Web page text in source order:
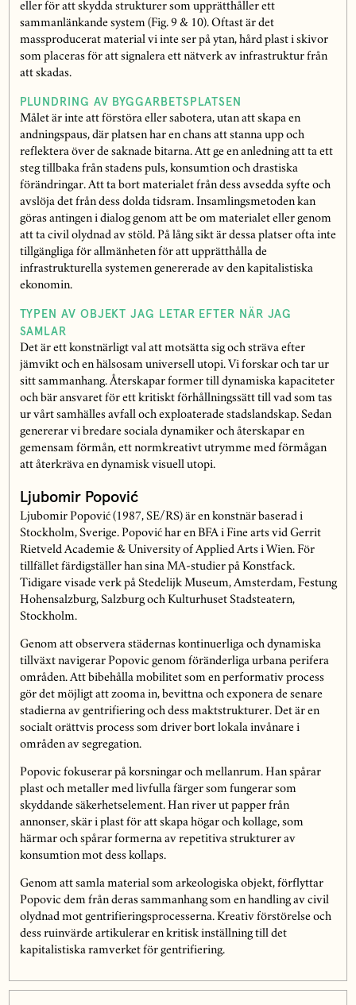
eller för att skydda strukturer som upprätthåller ett
sammanlänkande system (Fig. 9 & 10). Oftast är det
massproducerat material vi inte ser på ytan, hård plast i skivor
som placeras för att signalera ett nätverk av infrastruktur från
att skadas.
PLUNDRING AV BYGGARBETSPLATSEN
Målet är inte att förstöra eller sabotera, utan att skapa en
andningspaus, där platsen har en chans att stanna upp och
reflektera över de saknade bitarna. Att ge en anledning att ta ett
steg tillbaka från stadens puls, konsumtion och drastiska
förändringar. Att ta bort materialet från dess avsedda syfte och
avslöja det från dess dolda tidsram. Insamlingsmetoden kan
göras antingen i dialog genom att be om materialet eller genom
att ta civil olydnad av stöld. På lång sikt är dessa platser ofta inte
tillgängliga för allmänheten för att upprätthålla de
infrastrukturella systemen genererade av den kapitalistiska
ekonomin.
TYPEN AV OBJEKT JAG LETAR EFTER NÄR JAG
SAMLAR
Det är ett konstnärligt val att motsätta sig och sträva efter
jämvikt och en hälsosam universell utopi. Vi forskar och tar ur
sitt sammanhang. Återskapar former till dynamiska kapaciteter
och bär ansvaret för ett kritiskt förhållningssätt till vad som tas
ur vårt samhälles avfall och exploaterade stadslandskap. Sedan
genererar vi bredare sociala dynamiker och återskapar en
gemensam förmån, ett normkreativt utrymme med förmågan
att återkräva en dynamisk visuell utopi.
Ljubomir Popović
Ljubomir Popović (1987, SE/RS) är en konstnär baserad i
Stockholm, Sverige. Popović har en BFA i Fine arts vid Gerrit
Rietveld Academie & University of Applied Arts i Wien. För
tillfället färdigställer han sina MA-studier på Konstfack.
Tidigare visade verk på Stedelijk Museum, Amsterdam, Festung
Hohensalzburg, Salzburg och Kulturhuset Stadsteatern,
Stockholm.
Genom att observera städernas kontinuerliga och dynamiska
tillväxt navigerar Popovic genom föränderliga urbana perifera
områden. Att bibehålla mobilitet som en performativ process
gör det möjligt att zooma in, bevittna och exponera de senare
stadierna av gentrifiering och dess maktstrukturer. Det är en
socialt orättvis process som driver bort lokala invånare i
områden av segregation.
Popovic fokuserar på korsningar och mellanrum. Han spårar
plast och metaller med livfulla färger som fungerar som
skyddande säkerhetselement. Han river ut papper från
annonser, skär i plast för att skapa högar och kollage, som
härmar och spårar formerna av repetitiva strukturer av
konsumtion mot dess kollaps.
Genom att samla material som arkeologiska objekt, förflyttar
Popovic dem från deras sammanhang som en handling av civil
olydnad mot gentrifieringsprocesserna. Kreativ förstörelse och
dess ruinvärde artikulerar en kritisk inställning till det
kapitalistiska ramverket för gentrifiering.